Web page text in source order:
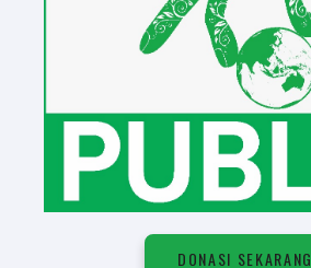
DONASI SEKARANG